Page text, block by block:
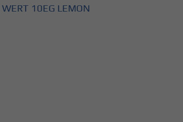
10EG LEMON